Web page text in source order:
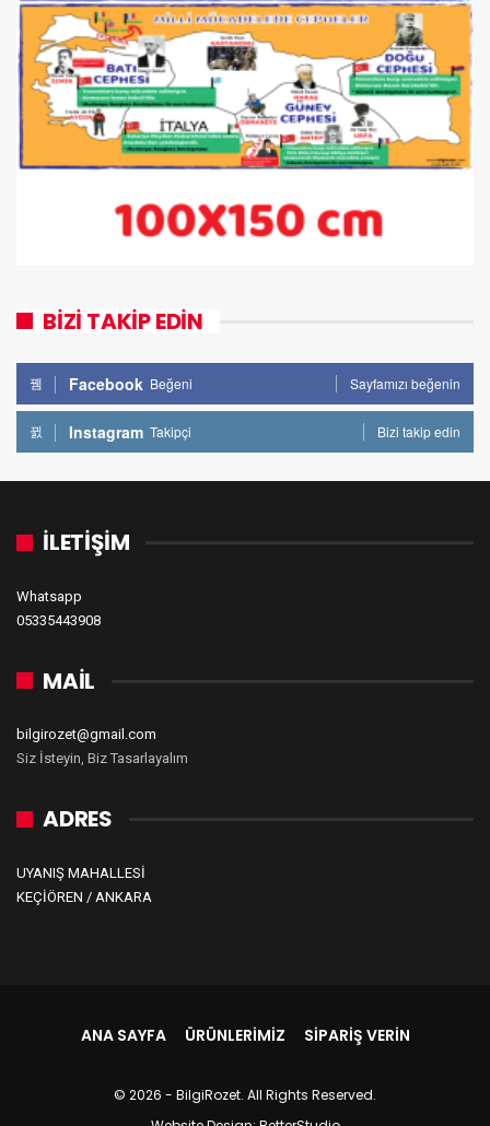
BİZİ TAKİP EDİN
Facebook Beğeni Sayfamızı beğenin
Instagram Takipçi Bizi takip edin
İLETİŞİM
Whatsapp
05335443908
MAİL
bilgirozet@gmail.com
Siz İsteyin, Biz Tasarlayalım
ADRES
UYANIŞ MAHALLESİ
KEÇİÖREN / ANKARA
ANA SAYFA ÜRÜNLERIMIZ SIPARIŞ VERIN
© 2026 - BilgiRozet. All Rights Reserved.